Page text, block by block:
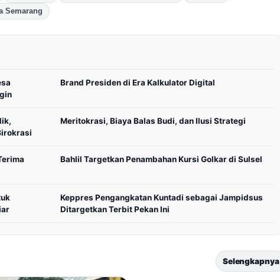
Semarang
Brand Presiden di Era Kalkulator Digital
Meritokrasi, Biaya Balas Budi, dan Ilusi Strategi
Bahlil Targetkan Penambahan Kursi Golkar di Sulsel
Keppres Pengangkatan Kuntadi sebagai Jampidsus
Ditargetkan Terbit Pekan Ini
Selengkapnya